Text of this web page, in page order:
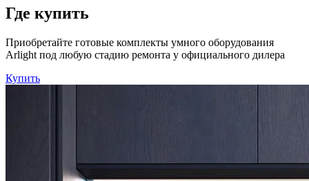
Где купить
Приобретайте готовые комплекты умного оборудования
Arlight под любую стадию ремонта у официального дилера
Купить